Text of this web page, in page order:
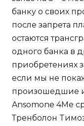
банку о своих
после запрета
остаются
одного банка в
приобретениях
если мы не
произошедшие
Ansomone 4Me
Тренболон